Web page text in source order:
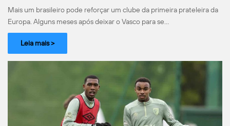
Mais um brasileiro pode reforçar um clube da primeira prateleira da
Europa. Alguns meses após deixar o Vasco para se…
Leia mais >